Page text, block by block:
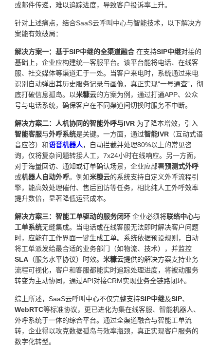
或邮件传递，难以追踪进度，导致客户投诉率上升。
针对上述痛点，结合SaaS云呼叫中心与智能技术，以下解决方
案能有效破局：
解决方案一：基于SIP中继的全渠道融合 在支持SIP中继对接的
基础上，企业应构建统一客服平台。该平台能将电话、在线客
服、社交媒体等渠道汇于一处。当客户来电时，系统通过来电
识别自动弹出其历史服务记录与画像，真正实现“一号通查”，彻
底打破信息孤岛。以米糠云的方案为例，通过打通APP、公众
号与电话系统，确保客户在不同渠道间切换时服务不中断。
解决方案二：人机协同的智能外呼与IVR 为了降本增效，引入
智能客服与外呼系统是关键。一方面，通过智能IVR （互动式语
音应答）和语音机器人，自动拦截并处理80%以上的常见咨
询，仅将复杂问题转接人工，7x24小时在线响应。另一方面，
对于海量回访、通知或订单确认场景，企业应部署预测式外呼
或机器人自动外呼。例如米糠云的系统支持自定义外呼流程引
擎，能高效处理催付、售后回访等任务，相比纯人工外呼效率
提升数倍，显著降低运营成本。
解决方案三：智能工单驱动的服务闭环 企业必须将联络中心与
工单系统无缝集成。当电话或在线客服无法即时解决客户问题
时，应能在工作界面一键生成工单。系统依据预设规则，自动
将工单派发给最合适的业务部门（如物流、技术），并监控
SLA （服务水平协议）时效。 米糠云提供的解决方案支持业务
流程可视化，客户和客服都能实时追踪处理进度，将被动服务
转变为主动协同，通过API对接CRM实现业务全链路闭环。
综上所述，SaaS云呼叫中心不仅完整支持SIP中继及SIP、
WebRTC等标准协议，更已进化为集在线客服、智能机器人、
外呼系统于一体的综合平台。通过全渠道融合与智能工单流
转，企业得以攻克数据孤岛与效率瓶颈，真正实现客户服务的
数字化转型。